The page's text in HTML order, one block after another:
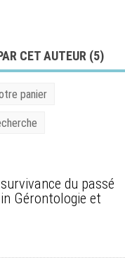
CET AUTEUR (5)
panier
du passé
in Gérontologie et